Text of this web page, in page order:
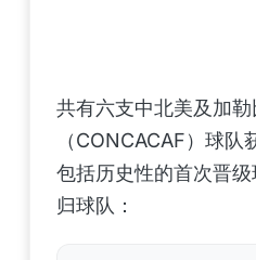
共有六支中北美及加
（CONCACAF）球
包括历史性的首次晋
归球队：